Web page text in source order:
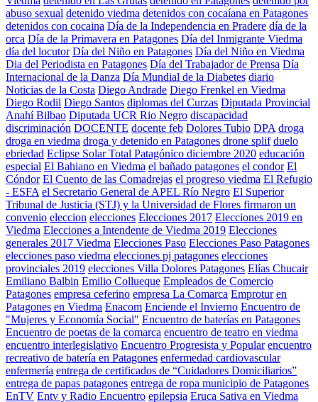
abuso sexual detenido viedma detenidos con cocaíana en Patagones
detenidos con cocaina Día de la Independencia en Pradere día de la
orca Día de la Primavera en Patagones Día del Inmigrante Viedma
día del locutor Día del Niño en Patagones Día del Niño en Viedma
Dia del Periodista en Patagones Día del Trabajador de Prensa Día
Internacional de la Danza Día Mundial de la Diabetes diario
Noticias de la Costa Diego Andrade Diego Frenkel en Viedma
Diego Rodil Diego Santos diplomas del Curzas Diputada Provincial
Anahí Bilbao Diputada UCR Rio Negro discapacidad
discriminación DOCENTE docente feb Dolores Tubio DPA droga
droga en viedma droga y detenido en Patagones drone splif duelo
ebriedad Eclipse Solar Total Patagónico diciembre 2020 educación
especial El Bahiano en Viedma el bañado patagones el condor El
Cóndor El Cuento de las Comadrejas el progreso viedma El Refugio
- ESFA el Secretario General de APEL Río Negro El Superior
Tribunal de Justicia (STJ) y la Universidad de Flores firmaron un
convenio eleccion elecciones Elecciones 2017 Elecciones 2019 en
Viedma Elecciones a Intendente de Viedma 2019 Elecciones
generales 2017 Viedma Elecciones Paso Elecciones Paso Patagones
elecciones paso viedma elecciones pj patagones elecciones
provinciales 2019 elecciones Villa Dolores Patagones Elías Chucair
Emiliano Balbin Emilio Collueque Empleados de Comercio
Patagones empresa ceferino empresa La Comarca Emprotur en
Patagones en Viedma Enacom Enciende el Invierno Encuentro de
"Mujeres y Economía Social" Encuentro de baterías en Patagones
Encuentro de poetas de la comarca encuentro de teatro en viedma
encuentro interlegislativo Encuentro Progresista y Popular encuentro
recreativo de batería en Patagones enfermedad cardiovascular
enfermería entrega de certificados de “Cuidadores Domiciliarios”
entrega de papas patagones entrega de ropa municipio de Patagones
EnTV Entv y Radio Encuentro epilepsia Eruca Sativa en Viedma